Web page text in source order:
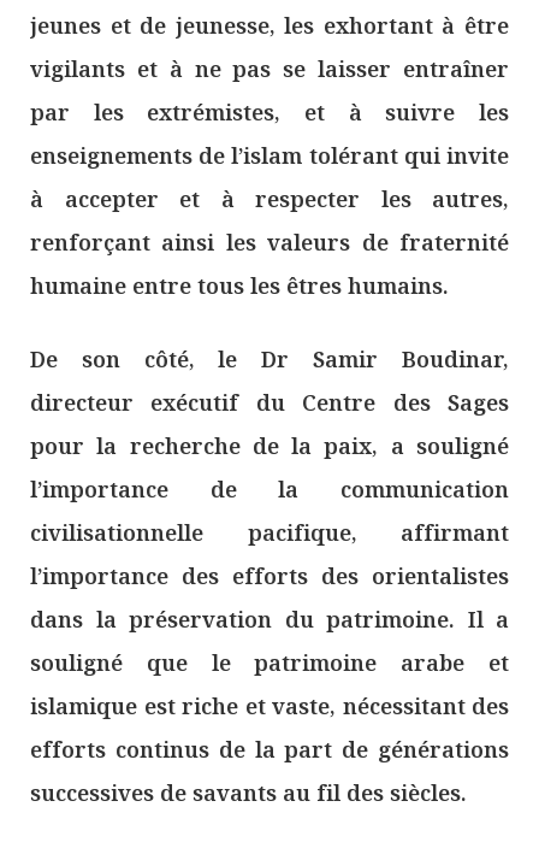
jeunes et de jeunesse, les exhortant à être
vigilants et à ne pas se laisser entraîner
par les extrémistes, et à suivre les
enseignements de l’islam tolérant qui invite
à accepter et à respecter les autres,
renforçant ainsi les valeurs de fraternité
humaine entre tous les êtres humains.
De son côté, le Dr Samir Boudinar,
directeur exécutif du Centre des Sages
pour la recherche de la paix, a souligné
l’importance de la communication
civilisationnelle pacifique, affirmant
l’importance des efforts des orientalistes
dans la préservation du patrimoine. Il a
souligné que le patrimoine arabe et
islamique est riche et vaste, nécessitant des
efforts continus de la part de générations
successives de savants au fil des siècles.